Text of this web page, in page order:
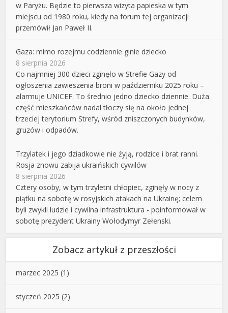
w Paryżu. Będzie to pierwsza wizyta papieska w tym
miejscu od 1980 roku, kiedy na forum tej organizacji
przemówił Jan Paweł II.
Gaza: mimo rozejmu codziennie ginie dziecko
8 sierpnia 2026
Co najmniej 300 dzieci zginęło w Strefie Gazy od
ogłoszenia zawieszenia broni w październiku 2025 roku –
alarmuje UNICEF. To średnio jedno dziecko dziennie. Duża
część mieszkańców nadal tłoczy się na około jednej
trzeciej terytorium Strefy, wśród zniszczonych budynków,
gruzów i odpadów.
Trzylatek i jego dziadkowie nie żyją, rodzice i brat ranni.
Rosja znowu zabija ukraińskich cywilów
8 sierpnia 2026
Cztery osoby, w tym trzyletni chłopiec, zginęły w nocy z
piątku na sobotę w rosyjskich atakach na Ukrainę; celem
byli zwykli ludzie i cywilna infrastruktura - poinformował w
sobotę prezydent Ukrainy Wołodymyr Zełenski.
Zobacz artykuł z przeszłości
marzec 2025 (1)
styczeń 2025 (2)